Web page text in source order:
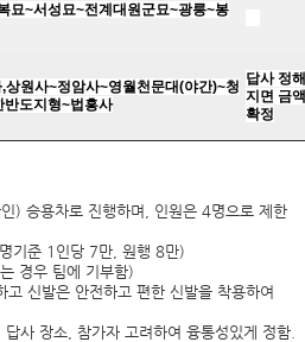
묘~서성묘~전계대원군묘~광릉~봉
,상원사~정암사~영월천문대(야간)~청
반도지형~법흥사
답사 정해
지면 금액
확정
) 승용차로 진행하며, 인원은 4명으로 제한
기준 1인당 7만, 원행 8만)
경우 팀에 기부함)
신발은 안전하고 편한 신발을 착용하여
사 장소, 참가자 고려하여 융통성있게 정함.
»